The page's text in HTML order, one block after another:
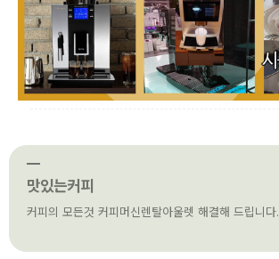
맛있는커피
커피의 모든것 커피머신렌탈아울렛 해결해 드립니다.